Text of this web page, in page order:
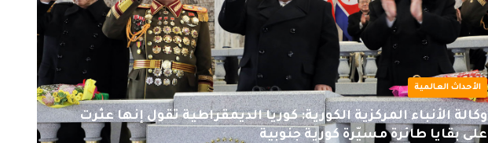
الأحداث العالمية
وكالة الأنباء المركزية الكورية: كوريا الديمقراطية تقول إنها عثرت
على بقايا طائرة مسيّرة كورية جنوبية